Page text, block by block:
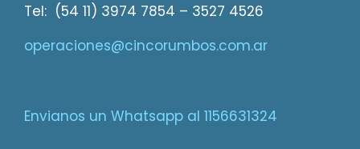
Tel: (54 11) 3974 7854 – 3527 4526
operaciones@cincorumbos.com.ar
Envianos un Whatsapp al 1156631324